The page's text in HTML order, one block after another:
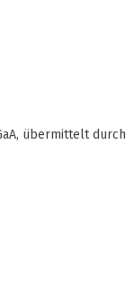
übermittelt durch